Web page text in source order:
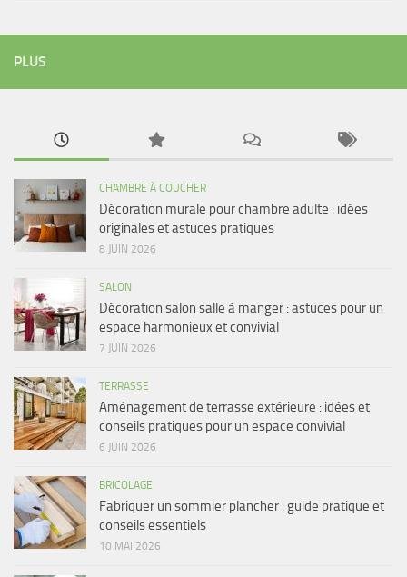
PLUS
CHAMBRE À COUCHER
Décoration murale pour chambre adulte : idées
originales et astuces pratiques
8 JUIN 2026
SALON
Décoration salon salle à manger : astuces pour un
espace harmonieux et convivial
7 JUIN 2026
TERRASSE
Aménagement de terrasse extérieure : idées et
conseils pratiques pour un espace convivial
6 JUIN 2026
BRICOLAGE
Fabriquer un sommier plancher : guide pratique et
conseils essentiels
10 MAI 2026